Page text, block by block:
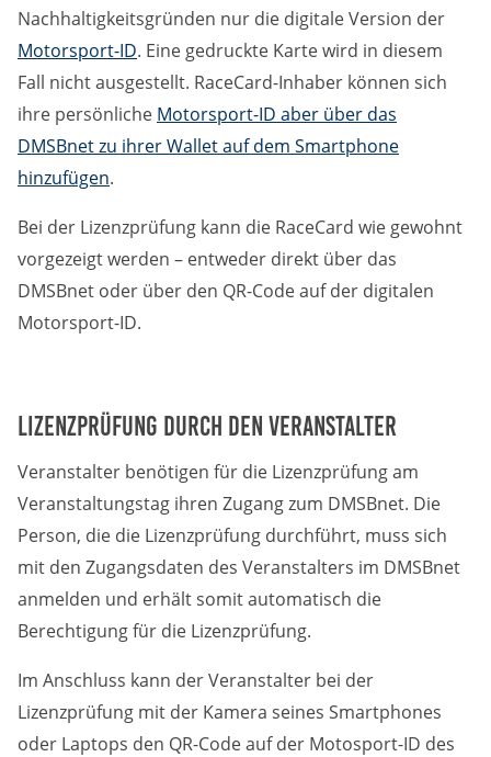
Nachhaltigkeitsgründen nur die digitale Version der
Motorsport-ID. Eine gedruckte Karte wird in diesem
Fall nicht ausgestellt. RaceCard-Inhaber können sich
ihre persönliche Motorsport-ID aber über das
DMSBnet zu ihrer Wallet auf dem Smartphone
hinzufügen.
Bei der Lizenzprüfung kann die RaceCard wie gewohnt
vorgezeigt werden – entweder direkt über das
DMSBnet oder über den QR-Code auf der digitalen
Motorsport-ID.
Lizenzprüfung durch den Veranstalter
Veranstalter benötigen für die Lizenzprüfung am
Veranstaltungstag ihren Zugang zum DMSBnet. Die
Person, die die Lizenzprüfung durchführt, muss sich
mit den Zugangsdaten des Veranstalters im DMSBnet
anmelden und erhält somit automatisch die
Berechtigung für die Lizenzprüfung.
Im Anschluss kann der Veranstalter bei der
Lizenzprüfung mit der Kamera seines Smartphones
oder Laptops den QR-Code auf der Motosport-ID des